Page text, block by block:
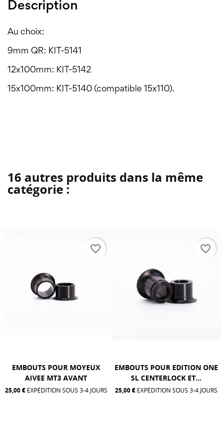
Description
Au choix:
9mm QR: KIT-5141
12x100mm: KIT-5142
15x100mm: KIT-5140 (compatible 15x110).
16 autres produits dans la même
catégorie :
EMBOUTS POUR EDITION ONE
SL CENTERLOCK ET...
25,00 € EXPÉDITION SOUS 3-4 JOURS
favorite_border
EMBOUTS POUR EDITION
SL ET CLASSIC® ARRIÈRE
25,00 €EXPÉDITION SOUS 3-4